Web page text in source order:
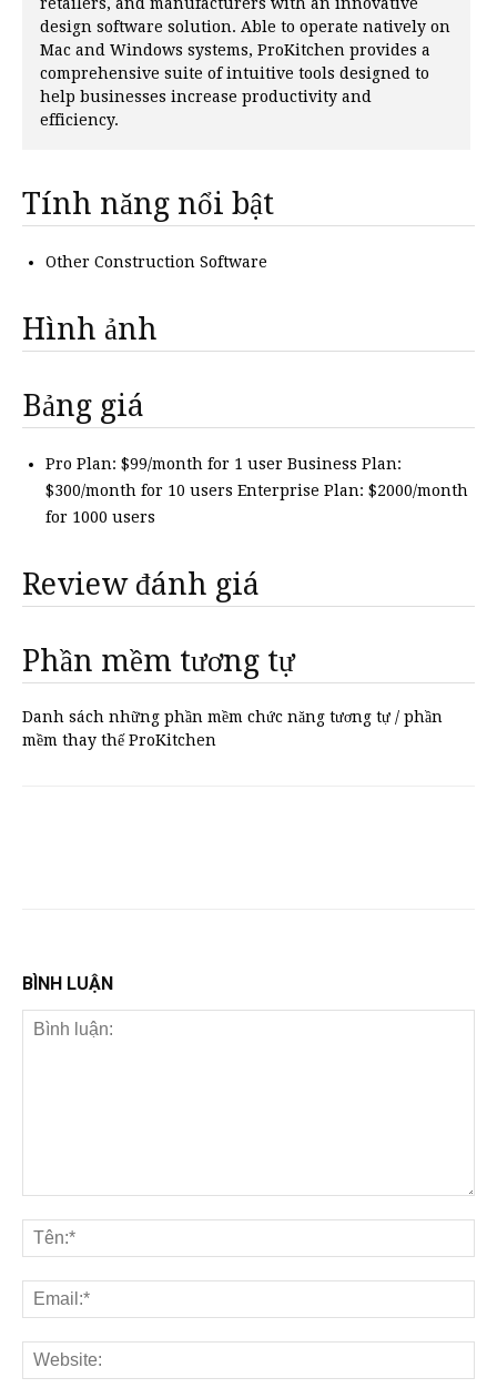
design software solution. Able to operate natively on
Mac and Windows systems, ProKitchen provides a
comprehensive suite of intuitive tools designed to
help businesses increase productivity and
efficiency.
Tính năng nổi bật
Other Construction Software
Hình ảnh
Bảng giá
Pro Plan: $99/month for 1 user Business Plan:
$300/month for 10 users Enterprise Plan: $2000/month
for 1000 users
Review đánh giá
Phần mềm tương tự
Danh sách những phần mềm chức năng tương tự / phần
mềm thay thế ProKitchen
BÌNH LUẬN